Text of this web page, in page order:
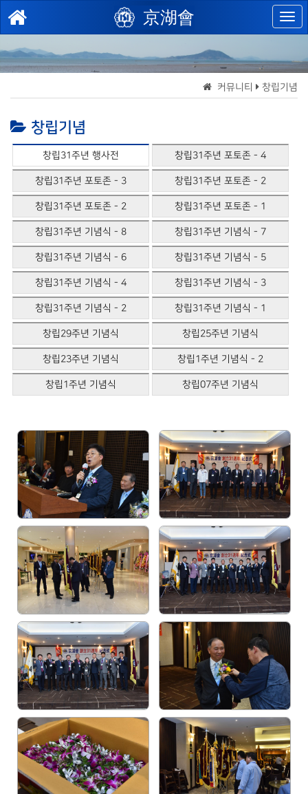
京湖會
커뮤니티 창립기념
창립기념
창립31주년 행사전 창립31주년 포토존 - 4
창립31주년 포토존 - 3 창립31주년 포토존 - 2
창립31주년 포토존 - 2 창립31주년 포토존 - 1
창립31주년 기념식 - 8 창립31주년 기념식 - 7
창립31주년 기념식 - 6 창립31주년 기념식 - 5
창립31주년 기념식 - 4 창립31주년 기념식 - 3
창립31주년 기념식 - 2 창립31주년 기념식 - 1
창립29주년 기념식 창립25주년 기념식
창립23주년 기념식 창립1주년 기념식 - 2
창립1주년 기념식 창립07주년 기념식